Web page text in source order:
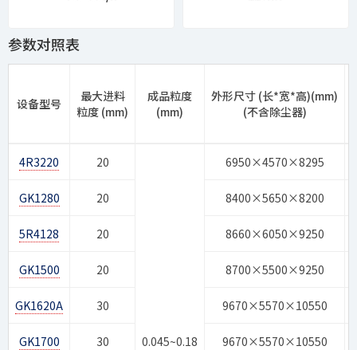
参数对照表
设备型号
最大进料
粒度 (mm)
成品粒度
(mm)
外形尺寸 (长*宽*高)(mm)
(不含除尘器)
4R3220 20
0.045~0.18
6950×4570×8295
GK1280 20 8400×5650×8200
5R4128 20 8660×6050×9250
GK1500 20 8700×5500×9250
GK1620A 30 9670×5570×10550
GK1700 30 9670×5570×10550